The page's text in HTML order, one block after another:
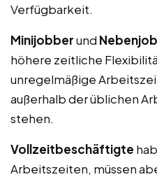
Verfügbarkeit.
Minijobberund
höhere zeitliche
unregelmäßige
außerhalb der üblichen
stehen.
Vollzeitbeschäftigte
Arbeitszeiten, müssen